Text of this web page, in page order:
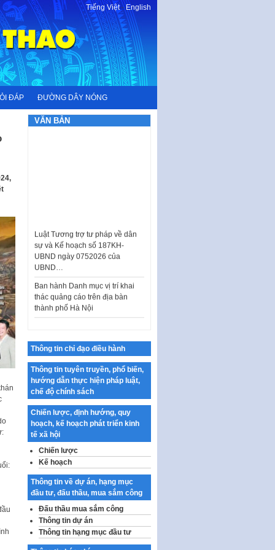
Tiếng Việt-English
ĐÁP ĐƯỜNG DÂY NÓNG
VĂN BẢN
sự và Kế hoạch số 187KH-
UBND ngày 0752026 của
UBND…
Ban hành Danh mục vị trí khai
thác quảng cáo trên địa bàn
thành phố Hà Nội
Kế hoạch Tổ chức Cuộc thi
Công bố công khai dự toán kinh
phí xây dựng pháp luật, hoàn
thiện thể chế, chính…
Quy định về nghiên cứu, ứng
dụng khoa học, công nghệ, đổi
mới sáng tạo và chuyển…
Quy định chi tiết và hướng dẫn
thi hành một số điều của Luật Lý
lịch tư…
Sửa đổi, bổ sung một số nội
dung tại Nghị quyết số 30/NQ-
CP ngày 24 tháng 02…
Ban hành Chương trình hành
động của Chính phủ thực hiện
Nghị quyết số 02-NQ/TW ngày
Thông tin chỉ đạo điều hành
Thông tin tuyên truyền, phổ biến,
hướng dẫn thực hiện pháp luật,
chế độ chính sách
Chiến lược, định hướng, quy
hoạch, kế hoạch phát triển kinh
tế xã hội
Chiến lược
Kế hoạch
Thông tin về dự án, hạng mục
đầu tư, đấu thầu, mua sắm công
Đấu thầu mua sắm công
Thông tin dự án
Thông tin hạng mục đầu tư